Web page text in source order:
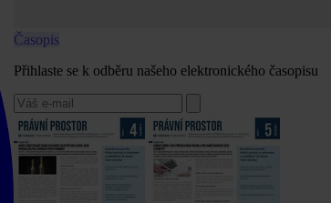
Časopis
Přihlaste se k odběru našeho elektronického časopisu